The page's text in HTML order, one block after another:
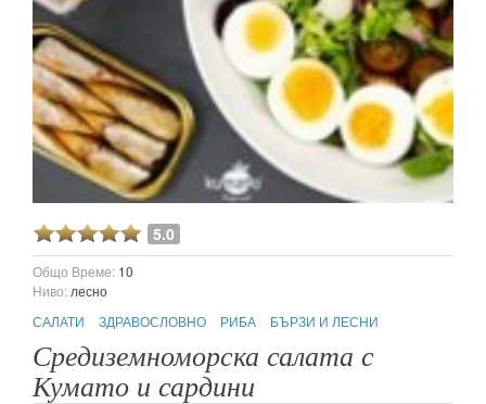
5.0
Общо Време: 10
Ниво: лесно
САЛАТИ
ЗДРАВОСЛОВНО РИБА БЪРЗИ И ЛЕСНИ
Средиземноморска салата с
Кумато и сардини